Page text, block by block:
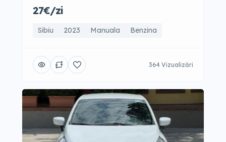
27€/zi
Sibiu 2023 Manuala Benzina
364 Vizualizări